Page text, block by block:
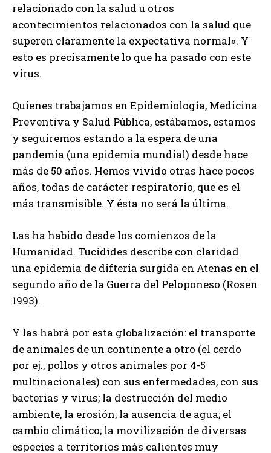
relacionado con la salud u otros
acontecimientos relacionados con la salud que
superen claramente la expectativa normal». Y
esto es precisamente lo que ha pasado con este
virus.
Quienes trabajamos en Epidemiología, Medicina
Preventiva y Salud Pública, estábamos, estamos
y seguiremos estando a la espera de una
pandemia (una epidemia mundial) desde hace
más de 50 años. Hemos vivido otras hace pocos
años, todas de carácter respiratorio, que es el
más transmisible. Y ésta no será la última.
Las ha habido desde los comienzos de la
Humanidad. Tucídides describe con claridad
una epidemia de difteria surgida en Atenas en el
segundo año de la Guerra del Peloponeso (Rosen
1993).
Y las habrá por esta globalización: el transporte
de animales de un continente a otro (el cerdo
por ej., pollos y otros animales por 4-5
multinacionales) con sus enfermedades, con sus
bacterias y virus; la destrucción del medio
ambiente, la erosión; la ausencia de agua; el
cambio climático; la movilización de diversas
especies a territorios más calientes muy